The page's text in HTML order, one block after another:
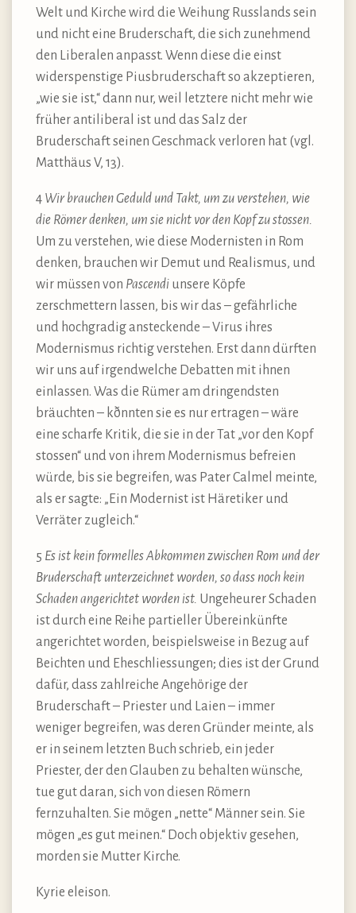
Welt und Kirche wird die Weihung Russlands sein
und nicht eine Bruderschaft, die sich zunehmend
den Liberalen anpasst. Wenn diese die einst
widerspenstige Piusbruderschaft so akzeptieren,
„wie sie ist,“ dann nur, weil letztere nicht mehr wie
früher antiliberal ist und das Salz der
Bruderschaft seinen Geschmack verloren hat (vgl.
Matthäus V, 13).
4 Wir brauchen Geduld und Takt, um zu verstehen, wie
die Römer denken, um sie nicht vor den Kopf zu stossen.
Um zu verstehen, wie diese Modernisten in Rom
denken, brauchen wir Demut und Realismus, und
wir müssen von Pascendi unsere Köpfe
zerschmettern lassen, bis wir das – gefährliche
und hochgradig ansteckende – Virus ihres
Modernismus richtig verstehen. Erst dann dürften
wir uns auf irgendwelche Debatten mit ihnen
einlassen. Was die Rümer am dringendsten
bräuchten – kðnnten sie es nur ertragen – wäre
eine scharfe Kritik, die sie in der Tat „vor den Kopf
stossen“ und von ihrem Modernismus befreien
würde, bis sie begreifen, was Pater Calmel meinte,
als er sagte: „Ein Modernist ist Häretiker und
Verräter zugleich.“
5 Es ist kein formelles Abkommen zwischen Rom und der
Bruderschaft unterzeichnet worden, so dass noch kein
Schaden angerichtet worden ist. Ungeheurer Schaden
ist durch eine Reihe partieller Übereinkünfte
angerichtet worden, beispielsweise in Bezug auf
Beichten und Eheschliessungen; dies ist der Grund
dafür, dass zahlreiche Angehörige der
Bruderschaft – Priester und Laien – immer
weniger begreifen, was deren Gründer meinte, als
er in seinem letzten Buch schrieb, ein jeder
Priester, der den Glauben zu behalten wünsche,
tue gut daran, sich von diesen Römern
fernzuhalten. Sie mögen „nette“ Männer sein. Sie
mögen „es gut meinen.“ Doch objektiv gesehen,
morden sie Mutter Kirche.
Kyrie eleison.